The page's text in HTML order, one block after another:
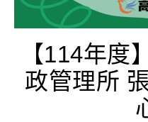
【114年度
政管理所